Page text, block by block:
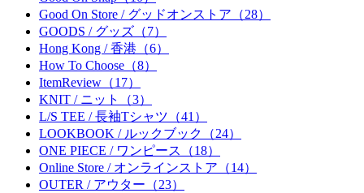
Good On Store / グッドオンストア（28）
GOODS / グッズ（7）
Hong Kong / 香港（6）
How To Choose（8）
ItemReview（17）
KNIT / ニット（3）
L/S TEE / 長袖Tシャツ（41）
LOOKBOOK / ルックブック（24）
ONE PIECE / ワンピース（18）
Online Store / オンラインストア（14）
OUTER / アウター（23）